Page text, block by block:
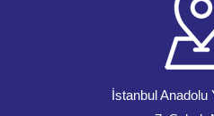
İstanbul Anadolu